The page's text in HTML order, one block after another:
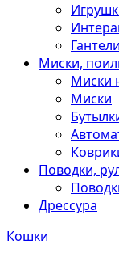
Гантели
Миски,
Миски
Миски
Поводки,
Дрессура
Кошки